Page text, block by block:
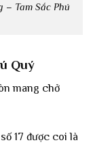
– Tam Sắc Phú
Quý
mang chở
17 được coi là